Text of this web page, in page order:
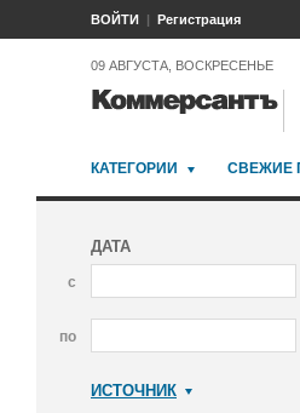
ВОЙТИ Регистрация
09 АВГУСТА, ВОСКРЕСЕНЬЕ
КАТЕГОРИИ СВЕЖИЕ
ДАТА
с
по
ИСТОЧНИК